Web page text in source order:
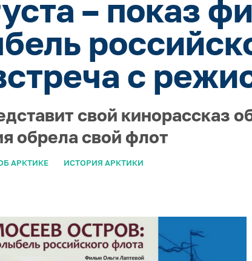
– показ
с
свой кинорассказ
обрела свой флот
АРКТИКЕ ИСТОРИЯ АРКТИКИ